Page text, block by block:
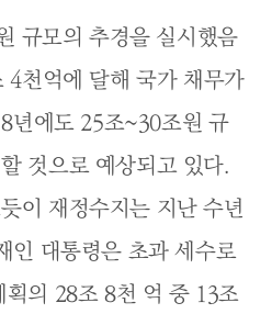
규모의 추경을 실시했음
4천억에 달해 국가 채무가
년에도 25조~30조원 규
것으로 예상되고 있다.
이 재정수지는 지난 수년
인 대통령은 초과 세수로
의 28조 8천 억 중 13조